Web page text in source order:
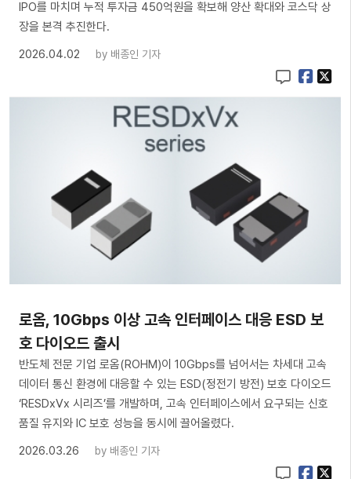
IPO를 마치며 누적 투자금 450억원을 확보해 양산 확대와 코스닥 상
장을 본격 추진한다.
2026.04.02
by 배종인 기자
로옴, 10Gbps 이상 고속 인터페이스 대응 ESD 보
호 다이오드 출시
반도체 전문 기업 로옴(ROHM)이 10Gbps를 넘어서는 차세대 고속
데이터 통신 환경에 대응할 수 있는 ESD(정전기 방전) 보호 다이오드
‘RESDxVx 시리즈’를 개발하며, 고속 인터페이스에서 요구되는 신호
품질 유지와 IC 보호 성능을 동시에 끌어올렸다.
2026.03.26
by 배종인 기자